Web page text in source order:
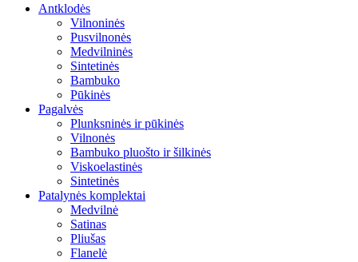
Antklodės
Vilnoninės
Pusvilnonės
Medvilninės
Sintetinės
Bambuko
Pūkinės
Pagalvės
Plunksninės ir pūkinės
Vilnonės
Bambuko pluošto ir šilkinės
Viskoelastinės
Sintetinės
Patalynės komplektai
Medvilnė
Satinas
Pliušas
Flanelė